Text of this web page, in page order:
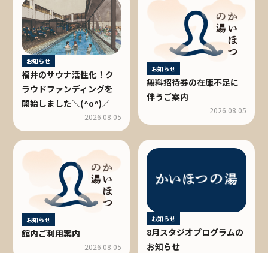
お知らせ
福井のサウナ活性化！ク
ラウドファンディングを
開始しました＼(^o^)／
2026.08.05
お知らせ
無料招待券の在庫不足に
伴うご案内
2026.08.05
お知らせ
館内ご利用案内
2026.08.05
お知らせ
8月スタジオプログラムの
お知らせ